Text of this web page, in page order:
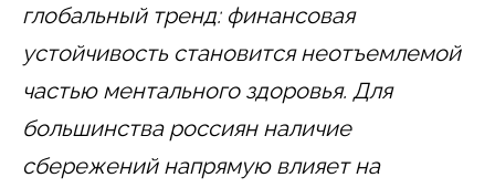
глобальный тренд: финансовая
устойчивость становится неотъемлемой
частью ментального здоровья. Для
большинства россиян наличие
сбережений напрямую влияет на